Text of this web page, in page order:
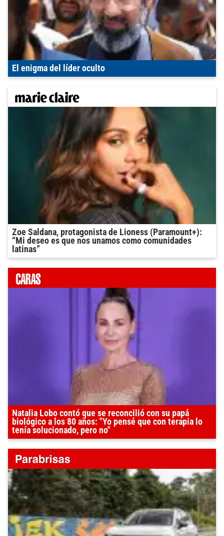
El enigma del líder oculto
Zoe Saldana, protagonista de Lioness (Paramount+):
“Mi deseo es que nos unamos como comunidades
latinas”
Natalia Lobo contó que se reconcilió con su papá
biológico a los 80 años: "Yo pensé que con terapia lo
tenía solucionado, pero no"